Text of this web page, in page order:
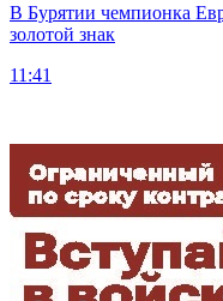
В Бурятии чемпионка
золотой знак
11:41